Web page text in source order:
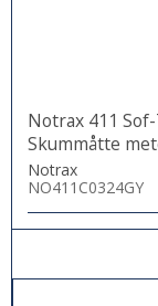
Notrax 411
Skummåtte
Notrax
NO411C0324GY